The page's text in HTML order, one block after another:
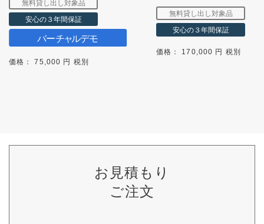
価格： 75,000 円 税別
価格： 170,000 円 税別
お見積もり
ご注文